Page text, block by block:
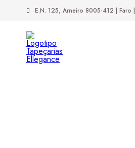
E.N. 125, Arneiro 8005-412 | Faro |